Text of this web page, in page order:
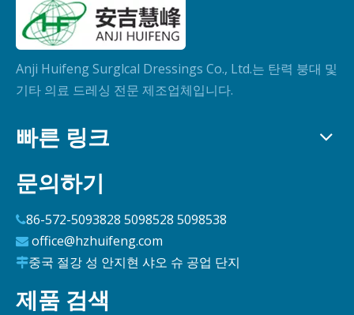
Anji Huifeng Surglcal Dressings Co., Ltd.는 탄력 붕대 및
기타 의료 드레싱 전문 제조업체입니다.
빠른 링크
문의하기
86-572-5093828 5098528 5098538
 office@hzhuifeng.com
중국 절강 성 안지현 샤오 슈 공업 단지
제품 검색